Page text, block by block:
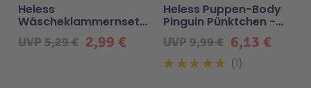
Speed Champions
Wiltopia
2,99 €
UVP5,29 €
Heless
Wäscheklammernset
20 Stück 6,13 €
UVP9,99 €
Heless Puppen-Body
Pinguin Pünktchen -
Gr. 35-45 cm
1